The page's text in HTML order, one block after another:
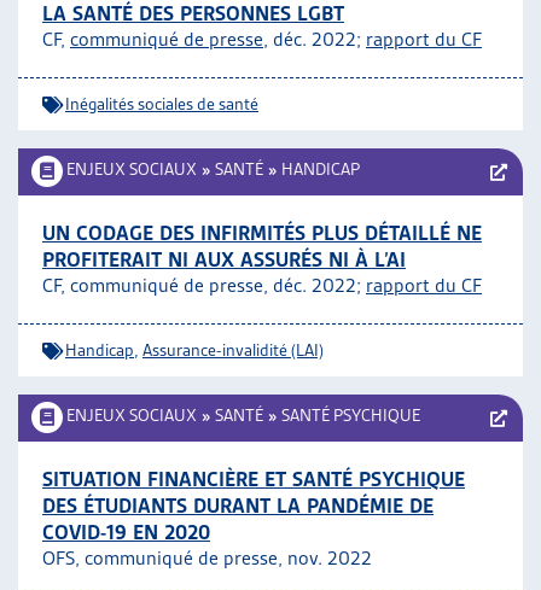
LA SANTÉ DES PERSONNES LGBT
CF, communiqué de presse, déc. 2022; rapport du CF
Inégalités sociales de santé
ENJEUX SOCIAUX » SANTÉ » HANDICAP
UN CODAGE DES INFIRMITÉS PLUS DÉTAILLÉ NE
PROFITERAIT NI AUX ASSURÉS NI À L’AI
CF, communiqué de presse, déc. 2022; rapport du CF
Handicap Assurance-invalidité (LAI)
ENJEUX SOCIAUX » SANTÉ » SANTÉ PSYCHIQUE
SITUATION FINANCIÈRE ET SANTÉ PSYCHIQUE
DES ÉTUDIANTS DURANT LA PANDÉMIE DE
COVID-19 EN 2020
OFS, communiqué de presse, nov. 2022